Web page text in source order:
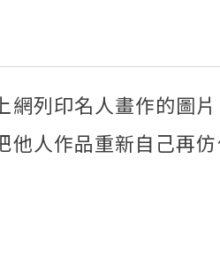
列印名人畫作的圖
人作品重新自己再